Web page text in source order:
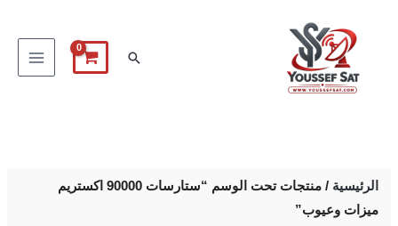
البحث
الرئيسية
/ منتجات تحت الوسم “ستارسات 90000 اكستريم
ميزات وعيوب”